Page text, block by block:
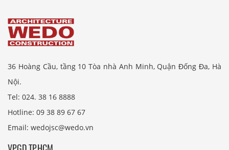
36 Hoàng Cầu, tầng 10 Tòa nhà Anh Minh, Quận Đống Đa, Hà
Nội.
Tel: 024. 38 16 8888
Hotline: 09 38 89 67 67
Email: wedojsc@wedo.vn